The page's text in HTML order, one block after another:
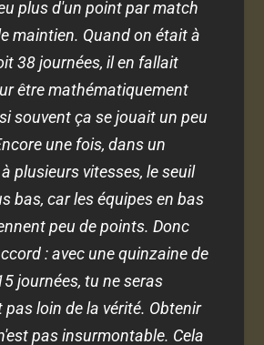
plus d'un point par match
maintien. Quand on était à
38 journées, il en fallait
être mathématiquement
souvent ça se jouait un peu
une fois, dans un
plusieurs vitesses, le seuil
bas, car les équipes en bas
peu de points. Donc
: avec une quinzaine de
journées, tu ne seras
loin de la vérité. Obtenir
pas insurmontable. Cela